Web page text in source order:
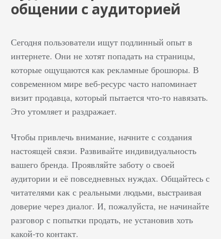
нейронаук. От подбора
цветовой палитры до
убедительных
рекламных текстов –
узнайте, как правильно
использовать
невидимые «рычаги»
человеческого
повышения интереса и
лояльности к вашему
продукту. Прочитайте
до конца, чтобы
превратить знания о
скрытых желаниях и
страхах в реальное
конкурентное
общении с аудиторией
Сегодня пользователи ищут подлинный опыт в
интернете. Они не хотят попадать на страницы,
которые ощущаются как рекламные брошюры. В
современном мире веб-ресурс часто напоминает
визит продавца, который пытается что-то навязать.
Это утомляет и раздражает.
Чтобы привлечь внимание, начните с создания
настоящей связи. Развивайте индивидуальность
вашего бренда. Проявляйте заботу о своей
аудитории и её повседневных нуждах. Общайтесь с
читателями как с реальными людьми, выстраивая
доверие через диалог. И, пожалуйста, не начинайте
разговор с попытки продать, не установив хоть
какой-то контакт.